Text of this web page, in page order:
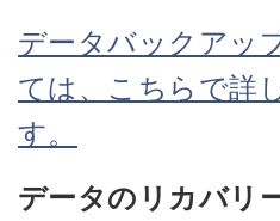
データバックアッ
ては、こちらで詳
す。
データのリカバリ